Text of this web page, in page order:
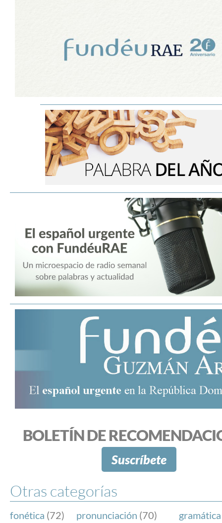
BOLETÍN DE
Suscríbete
Otras categorías
fonética (72) pronunciación (70) gramática